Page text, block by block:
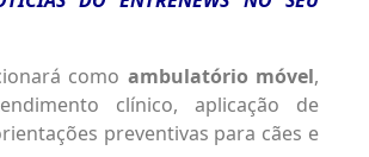
como ambulatório móvel,
clínico, aplicação de
preventivas para cães e